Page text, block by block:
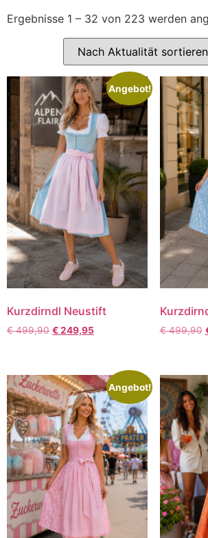
Ergebnisse 1 – 32 von 223 werden
Angebot!
Kurzdirndl Neustift
€499,90 €249,95 €499,90
Angebot!